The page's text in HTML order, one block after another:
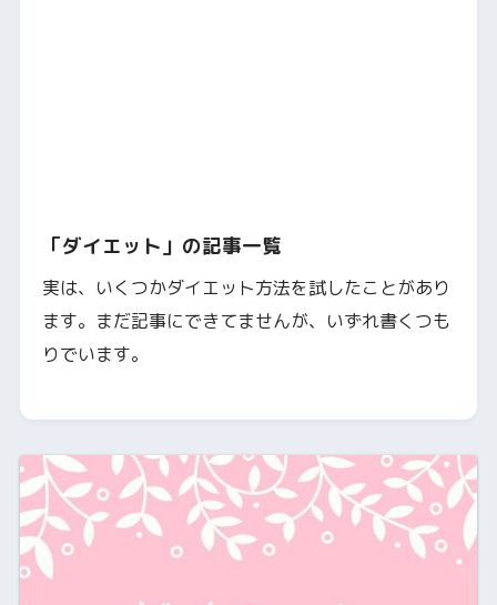
「ダイエット」の記事一覧
実は、いくつかダイエット方法を試したことがあり
ます。まだ記事にできてませんが、いずれ書くつも
りでいます。